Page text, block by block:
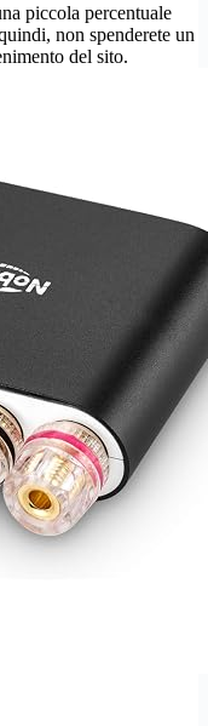
piccola percentuale
non spenderete un
del sito.